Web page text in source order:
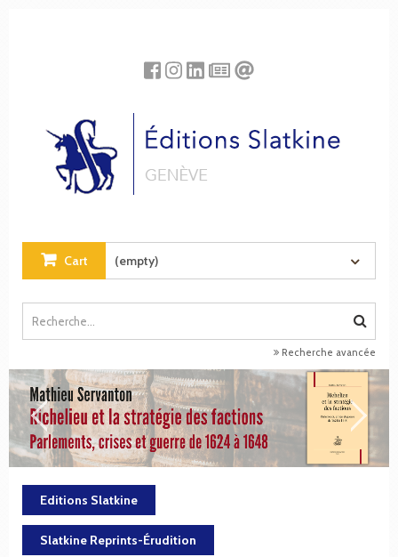
Cart (empty)
Recherche avancée
Editions Slatkine
Slatkine Reprints-Érudition